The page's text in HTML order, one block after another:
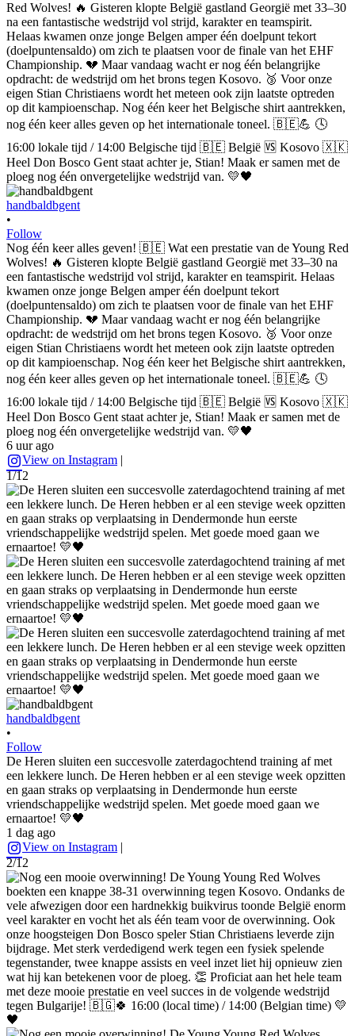
handbaldbgent
•
Follow
Nog één keer alles geven! 🇧🇪 Wat een prestatie van de Young Red
Wolves! 🔥 Gisteren klopte België gastland Georgië met 33–30 na
een fantastische wedstrijd vol strijd, karakter en teamspirit. Helaas
kwamen onze jonge Belgen amper één doelpunt tekort
(doelpuntensaldo) om zich te plaatsen voor de finale van het EHF
Championship. 💔 Maar vandaag wacht er nog één belangrijke
opdracht: de wedstrijd om het brons tegen Kosovo. 🥉 Voor onze
eigen Stian Christiaens wordt het meteen ook zijn laatste optreden
op dit kampioenschap. Nog één keer het Belgische shirt aantrekken,
nog één keer alles geven op het internationale toneel. 🇧🇪💪 🕓
16:00 lokale tijd / 14:00 Belgische tijd 🇧🇪 België 🆚 Kosovo 🇽🇰
Heel Don Bosco Gent staat achter je, Stian! Maak er samen met de
ploeg nog één onvergetelijke wedstrijd van. 💛🖤
6 uur ago
View on Instagram |
1/12
handbaldbgent
•
Follow
De Heren sluiten een succesvolle zaterdagochtend training af met
een lekkere lunch. De Heren hebben er al een stevige week opzitten
en gaan straks op verplaatsing in Dendermonde hun eerste
vriendschappelijke wedstrijd spelen. Met goede moed gaan we
ernaartoe! 💛🖤
1 dag ago
View on Instagram |
2/12